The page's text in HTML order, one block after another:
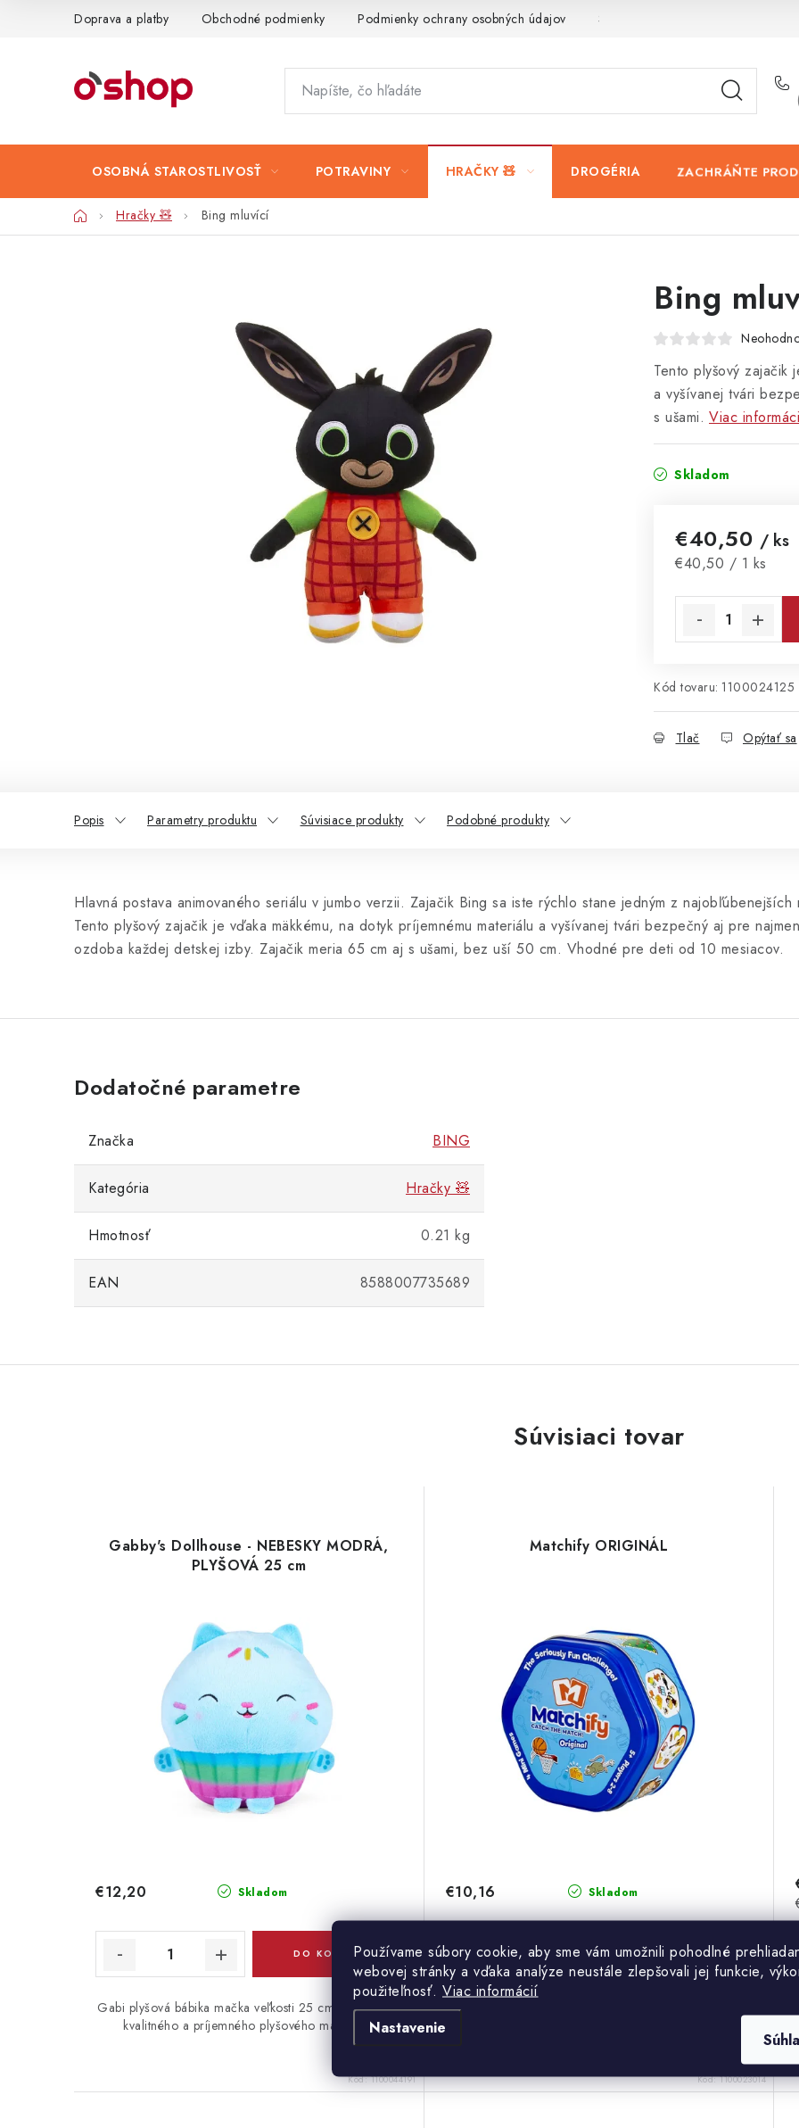
Používame súbory cookie, aby sme vám umožnili pohodlné
webovej stránky a vďaka analýze neustále zlepšovali jej funkcie,
použiteľnosť. Viac informácií
Nastavenie
Doprava a platby Obchodné podmienky Podmienky ochrany osobných údajov Servis a reklamácia
OSOBNÁ STAROSTLIVOSŤ POTRAVINY HRAČKY 🧸 DROGÉRIA ZACHRÁŇTE
DomovHračky 🧸 Bing mluvící
Bing
Tento plyšový zajačik
a vyšívanej tvári
s ušami. Viac
Skladom
€40,50 / ks
Jednotková cena:
€40,50 / 1 ks
Kód tovaru: 1100024125
Tlač Opýtať sa
Popis Parametry produktu Súvisiace produkty Podobné produkty
Hlavná postava animovaného seriálu v jumbo verzii. Zajačik Bing sa iste rýchlo stane jedným z
Tento plyšový zajačik je vďaka mäkkému, na dotyk príjemnému materiálu a vyšívanej tvári bezpečný aj pre
ozdoba každej detskej izby. Zajačik meria 65 cm aj s ušami, bez uší 50 cm. Vhodné pre deti od 10 mesiacov.
Dodatočné parametre
Značka BING
Kategória Hračky 🧸
Hmotnosť 0.21 kg
EAN 8588007735689
Súvisiaci tovar
Gabby's Dollhouse - NEBESKY MODRÁ,
PLYŠOVÁ 25 cm
Skladom
€12,20
DO KOŠÍKA
Gabi plyšová bábika mačka veľkosti 25 cm vyrobená z
kvalitného a príjemného plyšového materiálu.
Kód:1100044191
Matchify ORIGINÁL
Skladom
€10,16
DO KOŠÍKA
Kód:1100023014